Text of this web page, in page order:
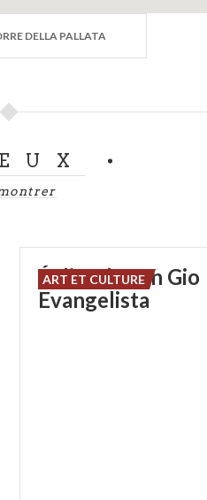
DELLA PALLATA
Église de San
Evangelista
ART ET CULTURE